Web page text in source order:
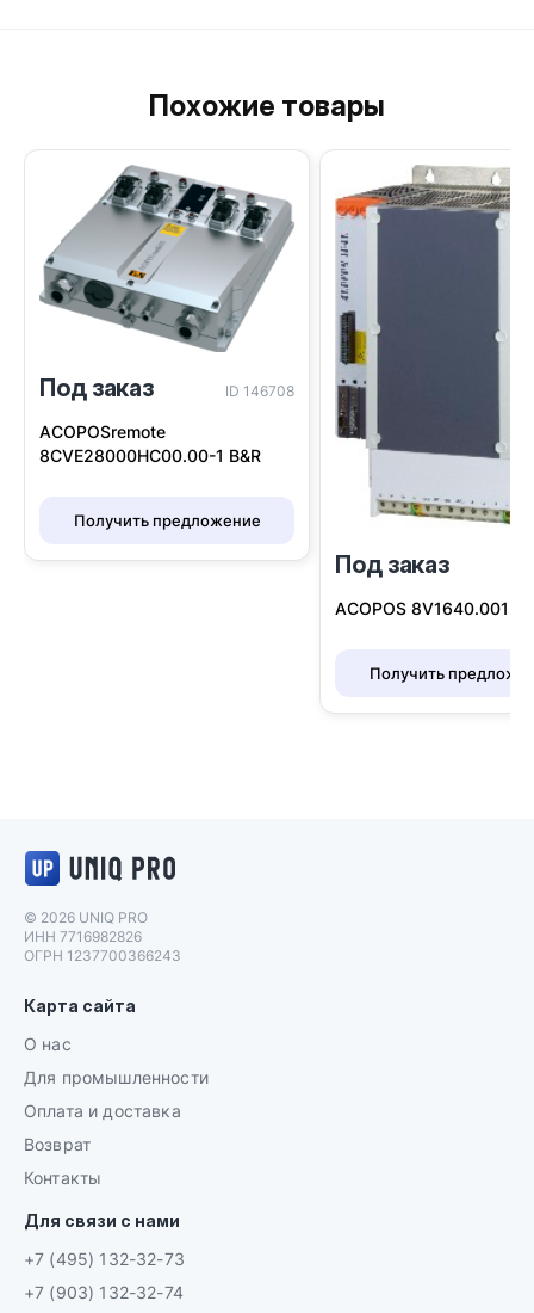
Похожие товары
Под заказ ID 146708
ACOPOSremote
8CVE28000HC00.00-1 B&R
Получить предложение
Под заказ
ACOPOS 8V1640.001-2
Получить
© 2026 UNIQ PRO
ИНН 7716982826
ОГРН 1237700366243
Карта сайта
О нас
Для промышленности
Оплата и доставка
Возврат
Контакты
Для связи с нами
+7 (495) 132-32-73
+7 (903) 132-32-74